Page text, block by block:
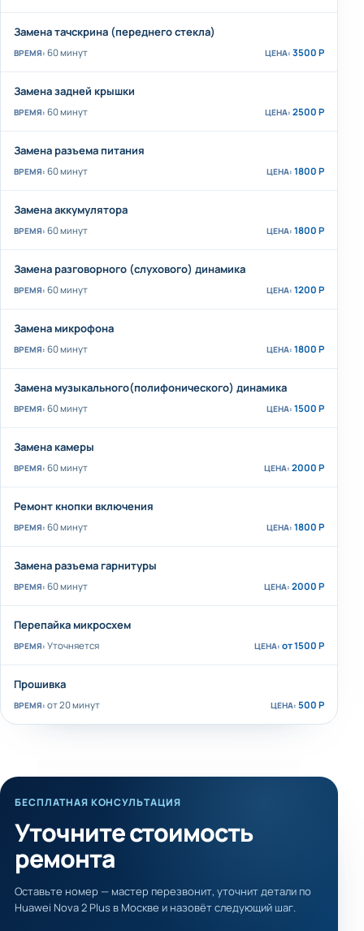
Замена тачскрина (переднего стекла)
60 минут 3500 Р
Замена задней крышки
60 минут 2500 Р
Замена разъема питания
60 минут 1800 Р
Замена аккумулятора
60 минут 1800 Р
Замена разговорного (слухового) динамика
60 минут 1200 Р
Замена микрофона
60 минут 1800 Р
Замена музыкального(полифонического) динамика
60 минут 1500 Р
Замена камеры
60 минут 2000 Р
Ремонт кнопки включения
60 минут 1800 Р
Замена разъема гарнитуры
60 минут 2000 Р
Перепайка микросхем
Уточняется от 1500 Р
Прошивка
от 20 минут 500 Р
БЕСПЛАТНАЯ КОНСУЛЬТАЦИЯ
Уточните стоимость
ремонта
Оставьте номер — мастер перезвонит, уточнит детали по
Huawei Nova 2 Plus в Москве и назовёт следующий шаг.